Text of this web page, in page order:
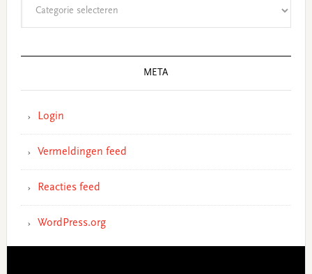
META
Login
Vermeldingen feed
Reacties feed
WordPress.org